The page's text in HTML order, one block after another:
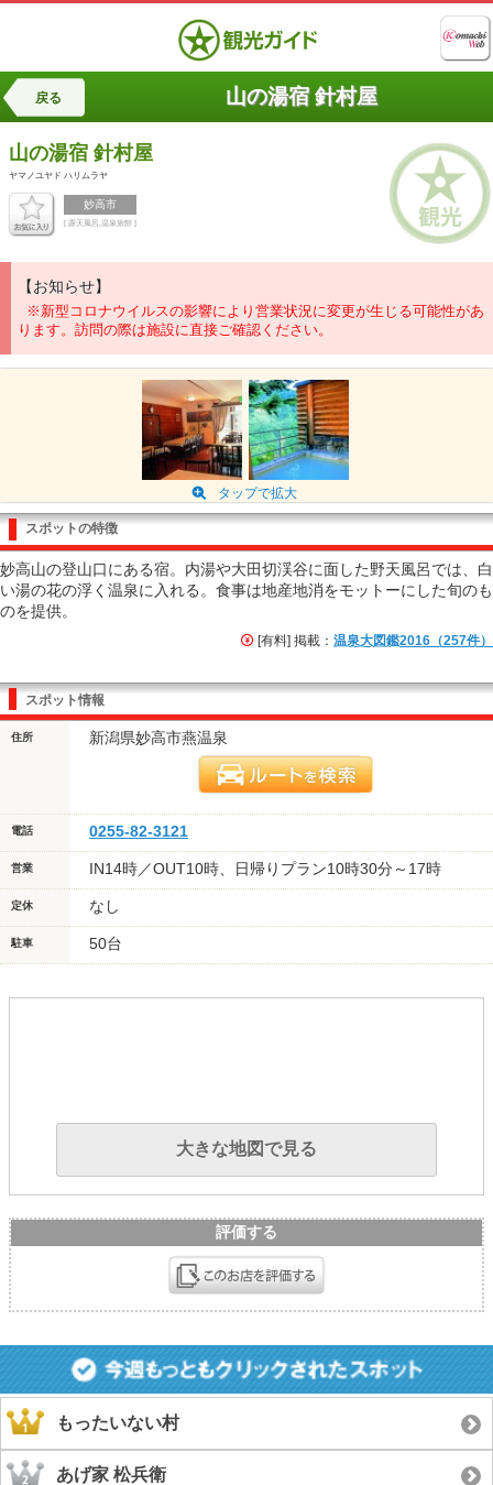
戻る 山の湯宿 針村屋
山の湯宿 針村屋
ヤマノユヤド ハリムラヤ
妙高市
[ 露天風呂,温泉旅館 ]
【お知らせ】
※新型コロナウイルスの影響により営業状況に変更が生じる可能性があ
ります。訪問の際は施設に直接ご確認ください。
タップで拡大
スポットの特徴
妙高山の登山口にある宿。内湯や大田切渓谷に面した野天風呂では、白
い湯の花の浮く温泉に入れる。食事は地産地消をモットーにした旬のも
のを提供。
[有料] 掲載： 温泉大図鑑2016（257件）
スポット情報
住所 新潟県妙高市燕温泉
電話 0255-82-3121
営業 IN14時／OUT10時、日帰りプラン10時30分～17時
定休 なし
駐車 50台
大きな地図で見る
評価する
もったいない村
あげ家 松兵衛